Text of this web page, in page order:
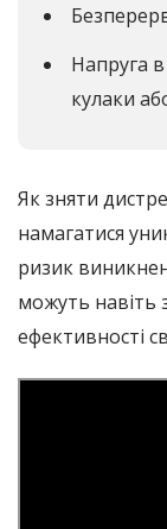
Напруга
кулаки
Як зняти
намагатися
ризик
можуть навіть
ефективності